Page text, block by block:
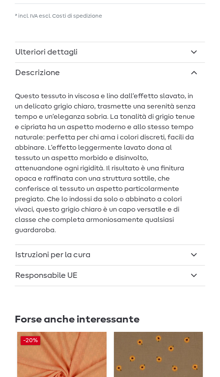
* incl. IVA escl. Costi di spedizione
Ulteriori dettagli
Descrizione
Questo tessuto in viscosa e lino dall’effetto slavato, in
un delicato grigio chiaro, trasmette una serenità senza
tempo e un’eleganza sobria. La tonalità di grigio tenue
e cipriata ha un aspetto moderno e allo stesso tempo
naturale: perfetta per chi ama i colori discreti, facili da
abbinare. L’effetto leggermente lavato dona al
tessuto un aspetto morbido e disinvolto,
attenuandone ogni rigidità. Il risultato è una finitura
opaca e raffinata con una struttura sottile, che
conferisce al tessuto un aspetto particolarmente
pregiato. Che lo indossi da solo o abbinato a colori
vivaci, questo grigio chiaro è un capo versatile e di
classe che completa armoniosamente qualsiasi
guardaroba.
Istruzioni per la cura
Responsabile UE
Forse anche interessante
-20%